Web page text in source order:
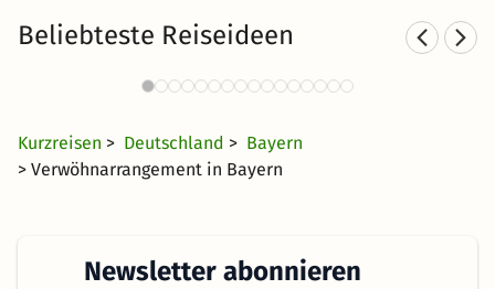
Beliebteste Reiseideen
Romantische Hotels in Franken
436 Angebote
Kurzreisen > Deutschland > Bayern
> Verwöhnarrangement in Bayern
Newsletter abonnieren